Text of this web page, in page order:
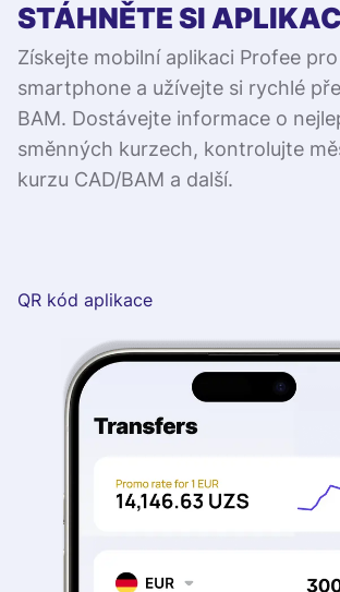
STÁHNĚTE SI
Získejte mobilní aplikaci Profee
smartphone a užívejte si rychlé
BAM. Dostávejte informace o
směnných kurzech, kontrolujte
kurzu CAD/BAM a další.
QR kód aplikace